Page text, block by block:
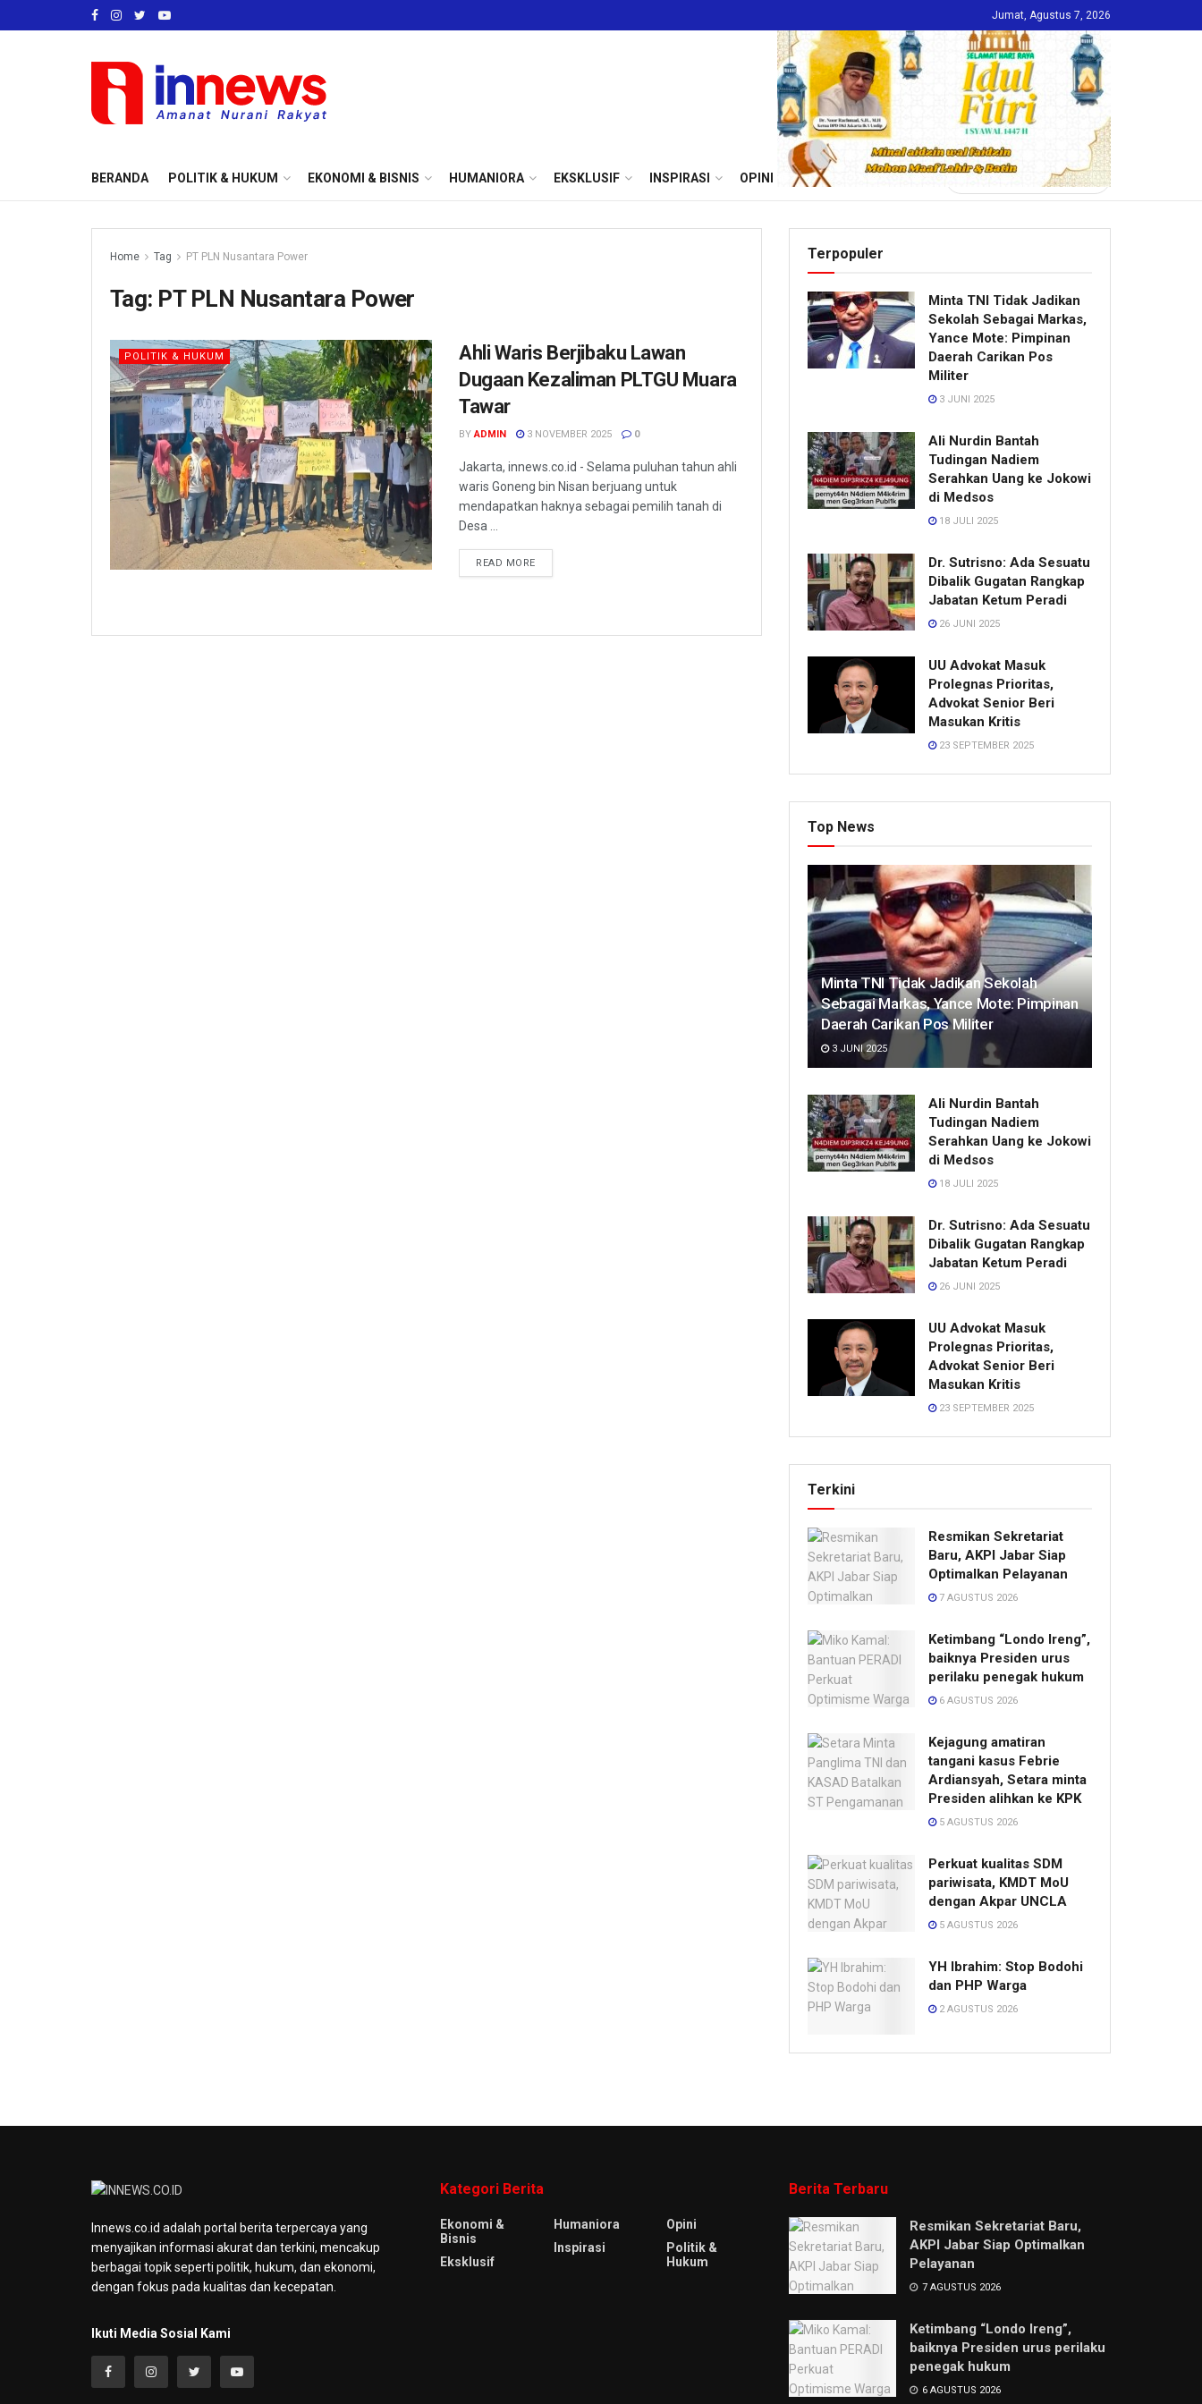
Jumat, Agustus 7, 2026
BERANDA POLITIK & HUKUM EKONOMI & BISNIS HUMANIORA EKSKLUSIF INSPIRASI OPINI INDEKS
Home Tag PT PLN Nusantara Power
Tag: PT PLN Nusantara Power
POLITIK & HUKUM
Ahli Waris Berjibaku Lawan
Dugaan Kezaliman PLTGU Muara
Tawar
BY ADMIN 3 NOVEMBER 2025 0
Jakarta, innews.co.id - Selama puluhan tahun ahli
waris Goneng bin Nisan berjuang untuk
mendapatkan haknya sebagai pemilih tanah di
Desa ...
READ MORE
Terpopuler
Minta TNI Tidak Jadikan
Sekolah Sebagai Markas,
Yance Mote: Pimpinan
Daerah Carikan Pos
Militer
3 JUNI 2025
Ali Nurdin Bantah
Tudingan Nadiem
Serahkan Uang ke Jokowi
di Medsos
18 JULI 2025
Dr. Sutrisno: Ada Sesuatu
Dibalik Gugatan Rangkap
Jabatan Ketum Peradi
26 JUNI 2025
UU Advokat Masuk
Prolegnas Prioritas,
Advokat Senior Beri
Masukan Kritis
23 SEPTEMBER 2025
Top News
Minta TNI Tidak Jadikan Sekolah
Sebagai Markas, Yance Mote: Pimpinan
Daerah Carikan Pos Militer
3 JUNI 2025
Ali Nurdin Bantah
Tudingan Nadiem
Serahkan Uang ke Jokowi
di Medsos
18 JULI 2025
Dr. Sutrisno: Ada Sesuatu
Dibalik Gugatan Rangkap
Jabatan Ketum Peradi
26 JUNI 2025
UU Advokat Masuk
Prolegnas Prioritas,
Advokat Senior Beri
Masukan Kritis
23 SEPTEMBER 2025
Terkini
Resmikan Sekretariat
Baru, AKPI Jabar Siap
Optimalkan Pelayanan
7 AGUSTUS 2026
Ketimbang “Londo Ireng”,
baiknya Presiden urus
perilaku penegak hukum
6 AGUSTUS 2026
Kejagung amatiran
tangani kasus Febrie
Ardiansyah, Setara minta
Presiden alihkan ke KPK
5 AGUSTUS 2026
Perkuat kualitas SDM
pariwisata, KMDT MoU
dengan Akpar UNCLA
5 AGUSTUS 2026
YH Ibrahim: Stop Bodohi
dan PHP Warga
2 AGUSTUS 2026
Innews.co.id adalah portal berita terpercaya yang
menyajikan informasi akurat dan terkini, mencakup
berbagai topik seperti politik, hukum, dan ekonomi,
dengan fokus pada kualitas dan kecepatan.
Ikuti Media Sosial Kami
Kategori Berita
Ekonomi &
Bisnis
Eksklusif
Humaniora
Inspirasi
Opini
Politik &
Hukum
Berita Terbaru
Resmikan Sekretariat Baru,
AKPI Jabar Siap Optimalkan
Pelayanan
7 AGUSTUS 2026
Ketimbang “Londo Ireng”,
baiknya Presiden urus perilaku
penegak hukum
6 AGUSTUS 2026